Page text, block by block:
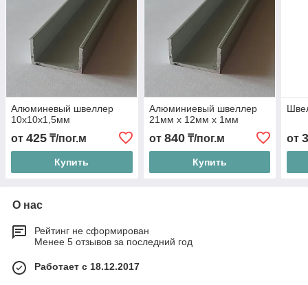
Алюминевый швеллер
10х10х1,5мм
от 425 ₸/пог.м
Купить
Алюминиевый швеллер
21мм х 12мм х 1мм
от 840₸/пог.м
Купить
от
О нас
Рейтинг не сформирован
Менее 5 отзывов за последний год
Работает с 18.12.2017